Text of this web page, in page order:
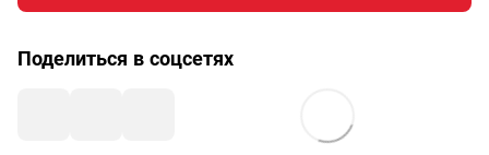
Поделиться в соцсетях